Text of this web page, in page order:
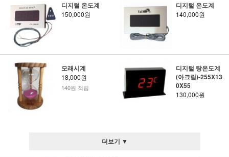
디지털 온도계
150,000원
디지털 온도계
140,000원
모래시계
18,000원
140원 적립
디지털 탕온도계
(아크릴)-255X13
0X55
130,000원
더보기 ▼